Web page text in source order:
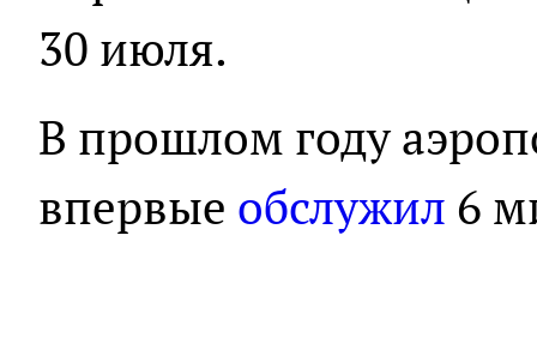
30 июля.
В прошлом году
впервые обслужил 6